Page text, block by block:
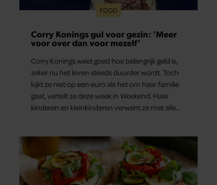
FOOD
Corry Konings gul voor gezin: ‘Meer
voor over dan voor mezelf’
Corry Konings weet goed hoe belangrijk geld is,
zeker nu het leven steeds duurder wordt. Toch
kijkt ze niet op een euro als het om haar familie
gaat, vertelt ze deze week in Weekend. Haar
kinderen en kleinkinderen verwent ze met alle